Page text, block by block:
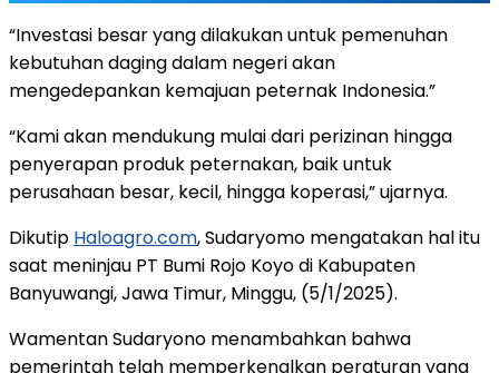
“Investasi besar yang dilakukan untuk pemenuhan
kebutuhan daging dalam negeri akan
mengedepankan kemajuan peternak Indonesia.”
“Kami akan mendukung mulai dari perizinan hingga
penyerapan produk peternakan, baik untuk
perusahaan besar, kecil, hingga koperasi,” ujarnya.
Dikutip Haloagro.com, Sudaryomo mengatakan hal itu
saat meninjau PT Bumi Rojo Koyo di Kabupaten
Banyuwangi, Jawa Timur, Minggu, (5/1/2025).
Wamentan Sudaryono menambahkan bahwa
pemerintah telah memperkenalkan peraturan yang